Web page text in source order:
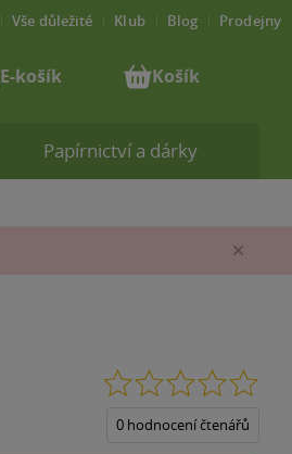
0 hodnocení čtenářů
Papírnictví a dárky
Vše důležité Klub Blog Prodejny
E-košík Košík